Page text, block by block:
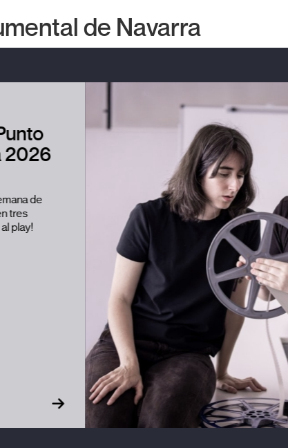
de Navarra
El festival Punto
de Vista celebra
su 20ª edición
consolidado
como referente
internacional
del cine
contemporáneo
El encuentro reúne a 6.300
asistentes y refuerza su
dimensión internacional y su
apuesta por el cine
documental de creación con
el inicio de una nueva etapa
artística